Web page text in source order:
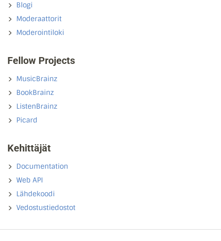
Blogi
Moderaattorit
Moderointiloki
Fellow Projects
MusicBrainz
BookBrainz
ListenBrainz
Picard
Kehittäjät
Documentation
Web API
Lähdekoodi
Vedostustiedostot